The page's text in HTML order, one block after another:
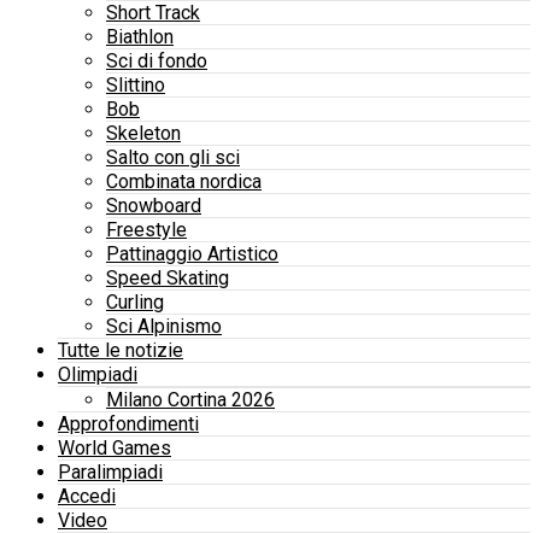
Short Track
Biathlon
Sci di fondo
Slittino
Bob
Skeleton
Salto con gli sci
Combinata nordica
Snowboard
Freestyle
Pattinaggio Artistico
Speed Skating
Curling
Sci Alpinismo
Tutte le notizie
Olimpiadi
Milano Cortina 2026
Approfondimenti
World Games
Paralimpiadi
Accedi
Video